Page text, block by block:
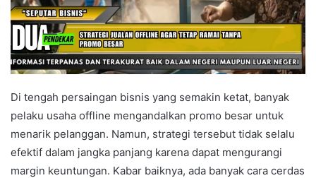
Di tengah persaingan bisnis yang semakin ketat, banyak
pelaku usaha offline mengandalkan promo besar untuk
menarik pelanggan. Namun, strategi tersebut tidak selalu
efektif dalam jangka panjang karena dapat mengurangi
margin keuntungan. Kabar baiknya, ada banyak cara cerdas